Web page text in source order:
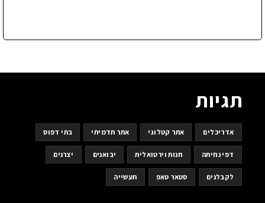
תגיות
אדריכלים אתר קטלוגי אתר תדמיתי בתי דפוס
דפי נחיתה חנות וירטואלית יבואנים יצרנים
לקבלנים סטאר טאפ תעשייה